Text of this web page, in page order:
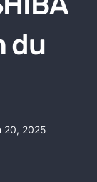
du
20, 2025